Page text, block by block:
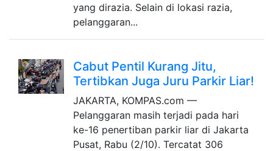
yang dirazia. Selain di lokasi razia,
pelanggaran...
Cabut Pentil Kurang Jitu,
Tertibkan Juga Juru Parkir Liar!
JAKARTA, KOMPAS.com —
Pelanggaran masih terjadi pada hari
ke-16 penertiban parkir liar di Jakarta
Pusat, Rabu (2/10). Tercatat 306